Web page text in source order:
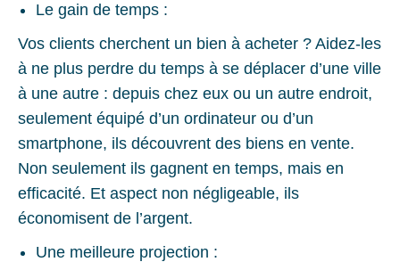
Le gain de temps :
Vos clients cherchent un bien à acheter ? Aidez-les
à ne plus perdre du temps à se déplacer d’une ville
à une autre : depuis chez eux ou un autre endroit,
seulement équipé d’un ordinateur ou d’un
smartphone, ils découvrent des biens en vente.
Non seulement ils gagnent en temps, mais en
efficacité. Et aspect non négligeable, ils
économisent de l’argent.
Une meilleure projection :